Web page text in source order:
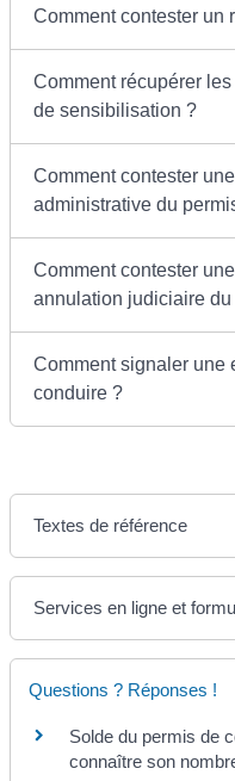
Comment contester un
Comment récupérer
de sensibilisation ?
Comment contester
administrative du
Comment contester
annulation judiciaire du
Comment signaler une
conduire ?
Textes de référence
Services en ligne et
Questions ? Réponses !
Solde du permis de
connaître son